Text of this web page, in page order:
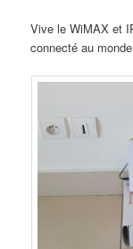
Vive le WiMAX et
connecté au